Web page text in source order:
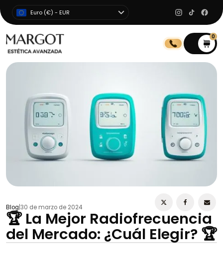
Euro (€) - EUR
0
Blog 30 de marzo de 2024
🏆 La Mejor Radiofrecuencia
del Mercado: ¿Cuál Elegir? 🏆